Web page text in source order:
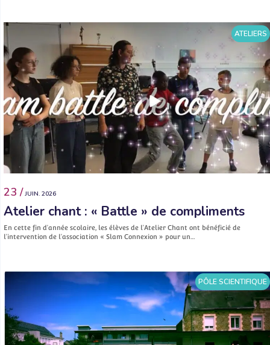
ATELIERS
23 / JUIN. 2026
Atelier chant : « Battle » de compliments
En cette fin d’année scolaire, les élèves de l’Atelier Chant ont bénéficié de
l’intervention de l’association « Slam Connexion » pour un…
PÔLE SCIENTIFIQUE